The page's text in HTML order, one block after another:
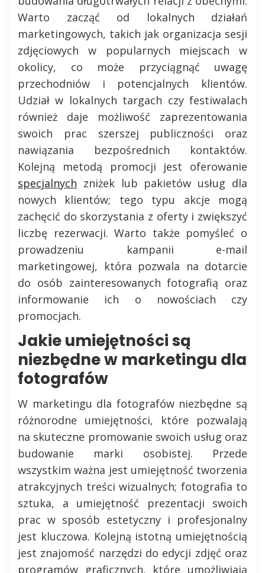
Warto zacząć od lokalnych działań
marketingowych, takich jak organizacja sesji
zdjęciowych w popularnych miejscach w
okolicy, co może przyciągnąć uwagę
przechodniów i potencjalnych klientów.
Udział w lokalnych targach czy festiwalach
również daje możliwość zaprezentowania
swoich prac szerszej publiczności oraz
nawiązania bezpośrednich kontaktów.
Kolejną metodą promocji jest oferowanie
specjalnych zniżek lub pakietów usług dla
nowych klientów; tego typu akcje mogą
zachęcić do skorzystania z oferty i zwiększyć
liczbę rezerwacji. Warto także pomyśleć o
prowadzeniu kampanii e-mail
marketingowej, która pozwala na dotarcie
do osób zainteresowanych fotografią oraz
informowanie ich o nowościach czy
promocjach.
Jakie umiejętności są
niezbędne w marketingu dla
fotografów
W marketingu dla fotografów niezbędne są
różnorodne umiejętności, które pozwalają
na skuteczne promowanie swoich usług oraz
budowanie marki osobistej. Przede
wszystkim ważna jest umiejętność tworzenia
atrakcyjnych treści wizualnych; fotografia to
sztuka, a umiejętność prezentacji swoich
prac w sposób estetyczny i profesjonalny
jest kluczowa. Kolejną istotną umiejętnością
jest znajomość narzędzi do edycji zdjęć oraz
programów graficznych, które umożliwiają